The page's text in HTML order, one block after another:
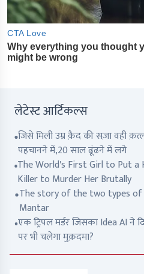
लेटेस्ट आर्टिकल्स
जिसे मिली उम्र क़ैद की सज़ा वही
पहचानने में,20 साल ढूंढने में लगे
The World's First Girl to Put
Killer to Murder Her Brutally
The story of the two types of
Mantar
एक ट्रिपल मर्डर जिसका Idea AI ने
पर भी चलेगा मुक़दमा?